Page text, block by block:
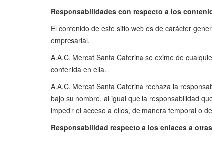
Responsabilidades con respecto a los
El contenido de este sitio web es de carácter
empresarial.
A.A.C. Mercat Santa Caterina se exime de
contenida en ella.
A.A.C. Mercat Santa Caterina rechaza la
bajo su nombre, al igual que la responsabilidad
impedir el acceso a ellos, de manera temporal o
Responsabilidad respecto a los enlaces a